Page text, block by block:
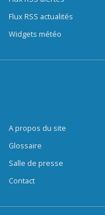
Flux RSS actualités
Widgets météo
A propos du site
Glossaire
Salle de presse
Contact